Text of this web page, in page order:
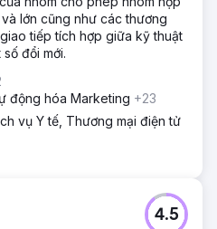
lớn cũng như các thương
tiếp tích hợp giữa kỹ thuật
đổi mới.
động hóa Marketing +23
vụ Y tế, Thương mại điện tử
4.5